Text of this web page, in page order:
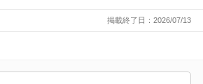
掲載終了日：2026/07/13